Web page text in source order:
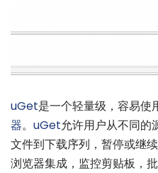
uGet是一个轻量级，容易使
器。 uGet允许用户从不同的
文件到下载序列，暂停或继
浏览器集成，监控剪贴板，